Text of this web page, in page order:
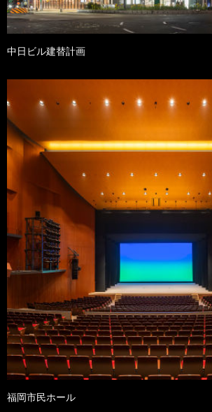
中日ビル建替計画
福岡市民ホール